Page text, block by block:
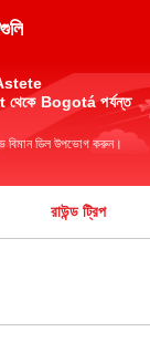
Bogotá পর্যন্ত
বিমান ডিল উপভোগ করুন।
রাউন্ড ট্রিপ